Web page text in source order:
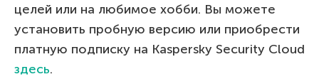
целей или на любимое хобби. Вы можете
установить пробную версию или приобрести
платную подписку на Kaspersky Security Cloud
здесь.